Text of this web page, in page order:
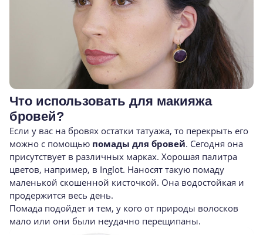
Что использовать для макияжа
бровей?
Если у вас на бровях остатки татуажа, то перекрыть его
можно с помощью помады для бровей. Сегодня она
присутствует в различных марках. Хорошая палитра
цветов, например, в Inglot. Наносят такую помаду
маленькой скошенной кисточкой. Она водостойкая и
продержится весь день.
Помада подойдет и тем, у кого от природы волосков
мало или они были неудачно перещипаны.